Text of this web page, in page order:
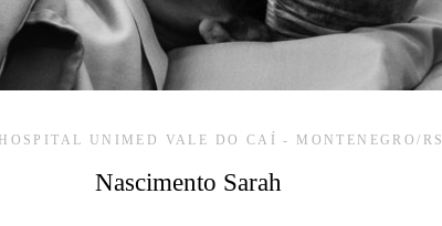
HOSPITAL UNIMED VALE DO CAÍ - MONTENEGRO/RS
Nascimento Sarah